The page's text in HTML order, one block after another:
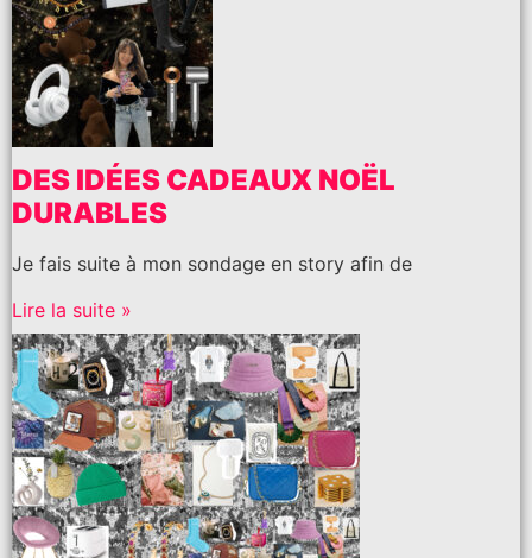
DES IDÉES CADEAUX NOËL
DURABLES
Je fais suite à mon sondage en story afin de
Lire la suite »